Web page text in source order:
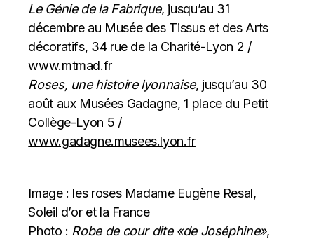
Le Génie de la Fabrique, jusqu’au 31
décembre au Musée des Tissus et des Arts
décoratifs, 34 rue de la Charité-Lyon 2 /
www.mtmad.fr
Roses, une histoire lyonnaise, jusqu’au 30
août aux Musées Gadagne, 1 place du Petit
Collège-Lyon 5 /
www.gadagne.musees.lyon.fr
Image : les roses Madame Eugène Resal,
Soleil d’or et la France
Photo : Robe de cour dite «de Joséphine»,